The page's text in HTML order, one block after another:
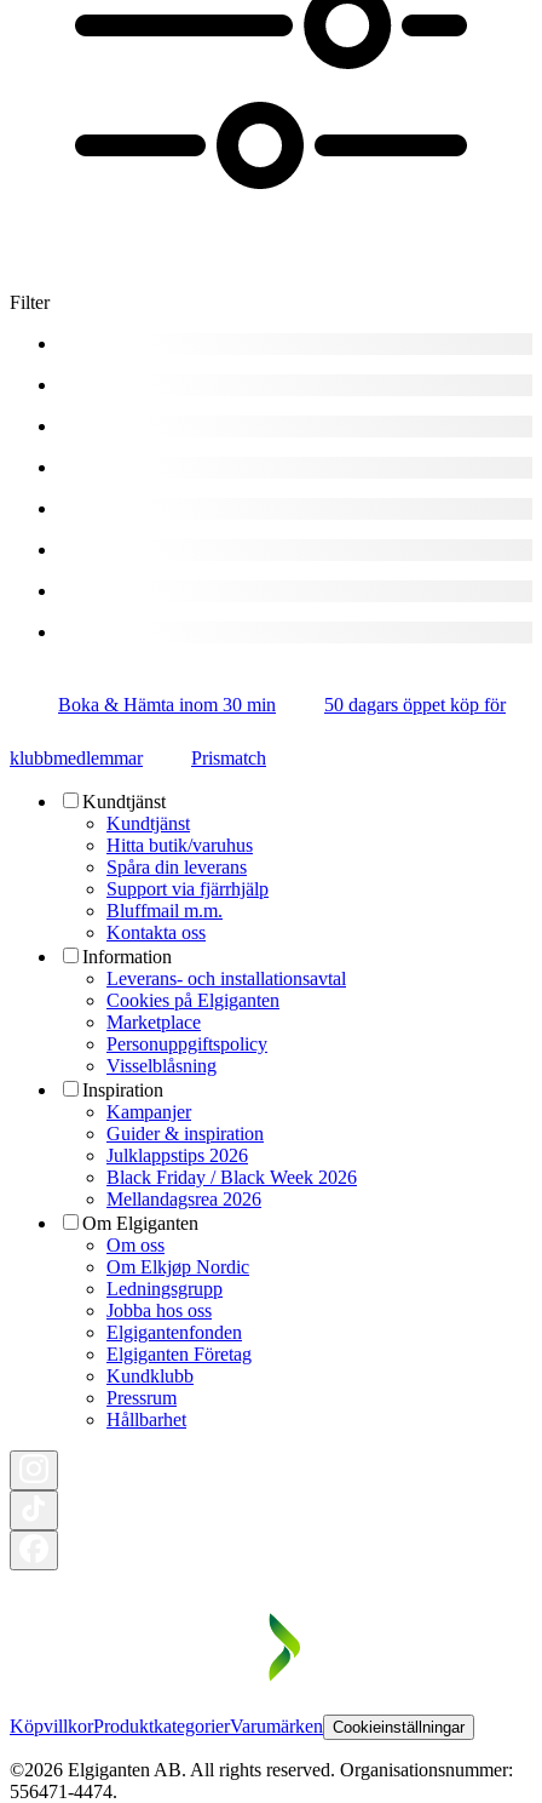
Filter
Boka & Hämta inom 30 min 50 dagars öppet köp för
klubbmedlemmar Prismatch
Kundtjänst
Kundtjänst
Hitta butik/varuhus
Spåra din leverans
Support via fjärrhjälp
Bluffmail m.m.
Kontakta oss
Information
Leverans- och installationsavtal
Cookies på Elgiganten
Marketplace
Personuppgiftspolicy
Visselblåsning
Inspiration
Kampanjer
Guider & inspiration
Julklappstips 2026
Black Friday / Black Week 2026
Mellandagsrea 2026
Om Elgiganten
Om oss
Om Elkjøp Nordic
Ledningsgrupp
Jobba hos oss
Elgigantenfonden
Elgiganten Företag
Kundklubb
Pressrum
Hållbarhet
KöpvillkorProduktkategorierVarumärken Cookieinställningar
©2026 Elgiganten AB. All rights reserved. Organisationsnummer:
556471-4474.